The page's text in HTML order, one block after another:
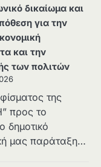
δικαίωμα και
για την
και την
των πολιτών
της
προς το
δημοτικό
μας παράταξη…